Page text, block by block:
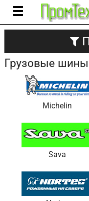
Грузовые шины
Michelin
Sava